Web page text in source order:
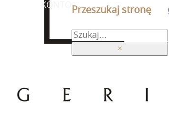
KONTO
Przeszukaj stronę
Szukaj
×